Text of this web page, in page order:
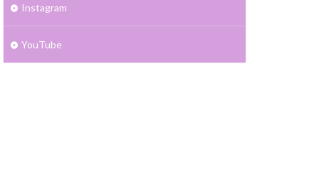
Instagram
YouTube